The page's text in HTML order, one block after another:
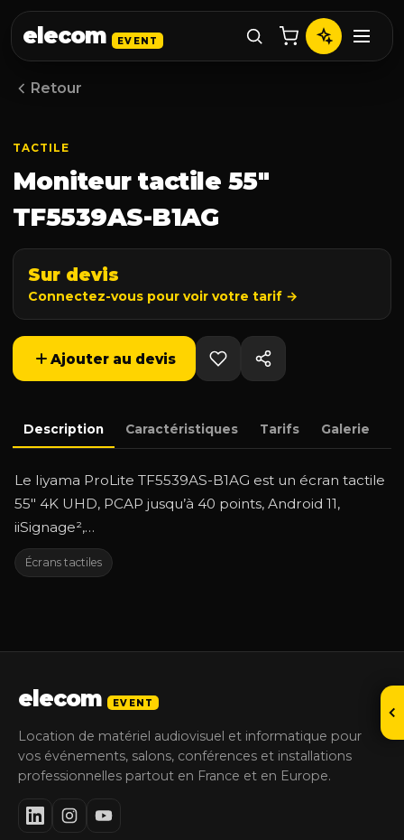
elecom EVENT
Retour
TACTILE
Moniteur tactile 55″
TF5539AS-B1AG
Sur devis
Connectez-vous pour voir votre tarif →
Ajouter au devis
Description Caractéristiques Tarifs Galerie
Le Iiyama ProLite TF5539AS-B1AG est un écran tactile
55″ 4K UHD, PCAP jusqu’à 40 points, Android 11,
iiSignage²,…
Écrans tactiles
elecom EVENT
Location de matériel audiovisuel et informatique pour
vos événements, salons, conférences et installations
professionnelles partout en France et en Europe.